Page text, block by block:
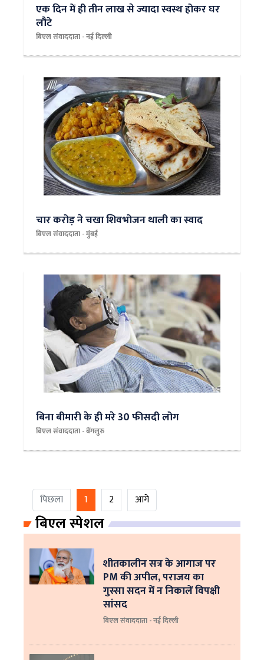
एक दिन में ही तीन लाख से ज्यादा स्वस्थ होकर घर
लौटे
बिएल संवाददाता - नई दिल्‍ली
चार करोड़ ने चखा शिवभोजन थाली का स्वाद
बिएल संवाददाता - मुंबई
बिना बीमारी के ही मरे 30 फीसदी लोग
बिएल संवाददाता - बेंगलुरु
पिछला 1 2 आगे
बिएल स्पेशल
शीतकालीन सत्र के आगाज पर
PM की अपील, पराजय का
गुस्सा सदन में न निकालें विपक्षी
सांसद
बिएल संवाददाता - नई दिल्ली